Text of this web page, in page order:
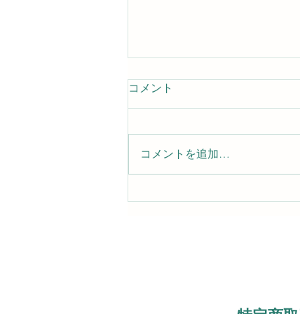
やり直すチャンスは誰にも
コメント
コメントを追加…